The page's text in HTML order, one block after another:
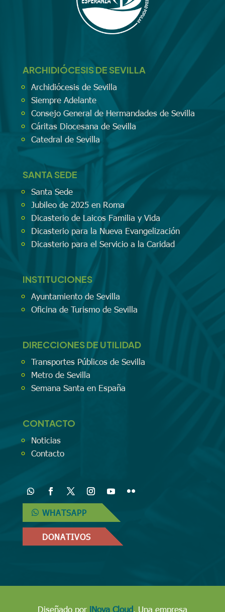
ARCHIDIÓCESIS DE SEVILLA
Archidiócesis de Sevilla
Siempre Adelante
Consejo General de Hermandades de Sevilla
Cáritas Diocesana de Sevilla
Catedral de Sevilla
SANTA SEDE
Santa Sede
Jubileo de 2025 en Roma
Dicasterio de Laicos Familia y Vida
Dicasterio para la Nueva Evangelización
Dicasterio para el Servicio a la Caridad
INSTITUCIONES
Ayuntamiento de Sevilla
Oficina de Turismo de Sevilla
DIRECCIONES DE UTILIDAD
Transportes Públicos de Sevilla
Metro de Sevilla
Semana Santa en España
CONTACTO
Noticias
Contacto
WHATSAPP
DONATIVOS
Diseñado por iNova Cloud. Una empresa